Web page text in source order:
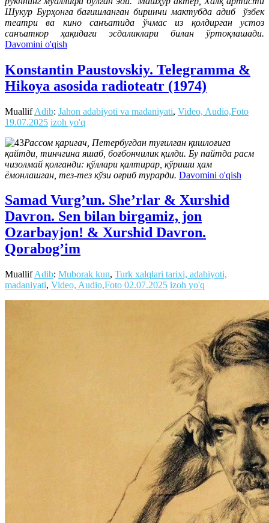
Шукур Бурҳонга бағишланган биринчи мактубда адиб ўзбек
театри ва кино санъатида ўчмас из қолдирган устоз
санъаткор ҳақидаги эсдаликлари билан ўртоқлашади.
Davomini o'qish
Konstantin Paustovskiy. Telegramma &
Hikoya asosida radioteatr (1974)
MuallifAdib: Jahon adabiyoti va madaniyati, Video, Audio,Foto
19.07.2025 izoh yo'q
Рассом қаригач, Петербугдан туғилган қишлоғига
қайтди, тинчгина яшаб, боғбончилик қилди. Бу пайтда расм
чизолмай қолганди: қўллари қалтирар, кўриши ҳам
ёмонлашган, тез-тез кўзи оғриб турарди. Davomini o'qish
Samad Vurg’un. She’rlar & Xurshid
Davron. Sen bilan birgamiz, jon
Ozarbayjon! & Xurshid Davron.
Qorabog’im
MuallifAdib: Muborak kun, Turk xalqlari tarixi, adabiyoti,
madaniyati, Video, Audio,Foto 02.07.2025 izoh yo'q